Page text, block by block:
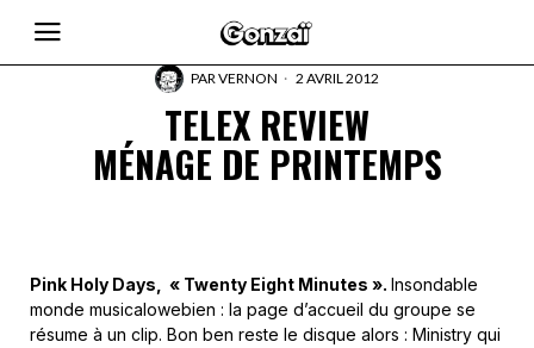
PARVERNON 2 AVRIL 2012
TELEX REVIEW
MÉNAGE DE PRINTEMPS
Pink Holy Days, « Twenty Eight Minutes ». Insondable
monde musicalowebien : la page d’accueil du groupe se
résume à un clip. Bon ben reste le disque alors : Ministry qui